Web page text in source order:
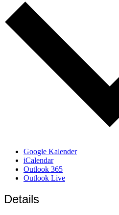
Google Kalender
iCalendar
Outlook 365
Outlook Live
Details